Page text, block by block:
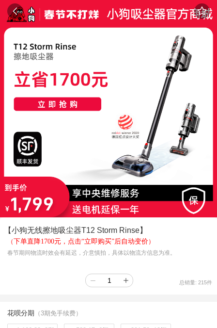
【小狗无线擦地吸尘器T12 Storm Rinse】
（下单直降1700元，点击“立即购买”后自动变价）
春节期间物流时效会有延迟，介意慎拍，具体以物流方信息为准。
总销量: 215件
花呗分期 （3期免手续费）